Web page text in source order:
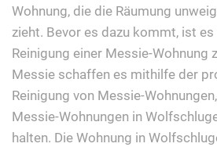
Wohnung, die die Räumung
zieht. Bevor es dazu kommt, ist
Reinigung einer Messie-Wohnung
Messie schaffen es mithilfe der
Reinigung von Messie-
Messie-Wohnungen in
halten. Die Wohnung in